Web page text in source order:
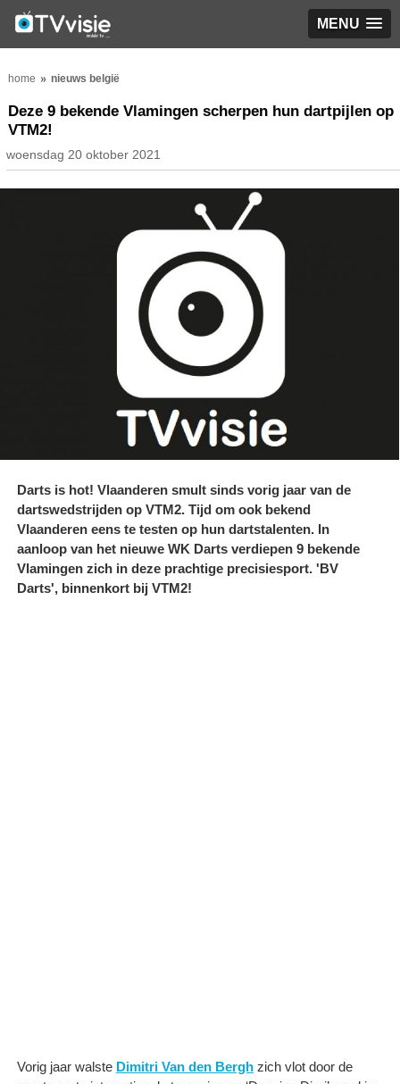
MENU
home nieuws belgië
Deze 9 bekende Vlamingen scherpen hun dartpijlen op
VTM2!
woensdag 20 oktober 2021
Darts is hot! Vlaanderen smult sinds vorig jaar van de
dartswedstrijden op VTM2. Tijd om ook bekend
Vlaanderen eens te testen op hun dartstalenten. In
aanloop van het nieuwe WK Darts verdiepen 9 bekende
Vlamingen zich in deze prachtige precisiesport. 'BV
Darts', binnenkort bij VTM2!
Vorig jaar walste Dimitri Van den Bergh zich vlot door de